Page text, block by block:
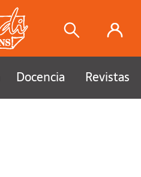
Docencia Revistas